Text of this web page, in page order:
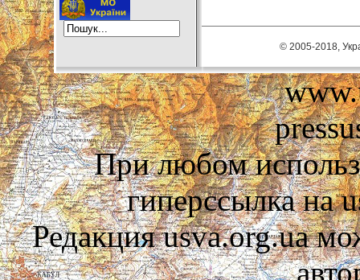
© 2005-2018,
При любом
гиперссылка на
Редакция usva.org.ua